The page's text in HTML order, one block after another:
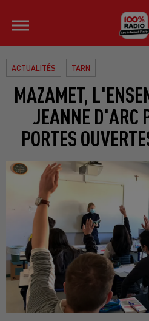
ACTUALITÉS TARN
MAZAMET,
JEANNE D'ARC
PORTES